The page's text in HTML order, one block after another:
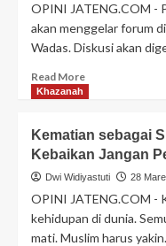
OPINI JATENG.COM -
akan menggelar forum
Wadas. Diskusi akan
Read More
Khazanah
Kematian sebagai
Kebaikan Jangan
Dwi Widiyastuti 28
OPINI JATENG.COM -
kehidupan di dunia.
mati. Muslim harus